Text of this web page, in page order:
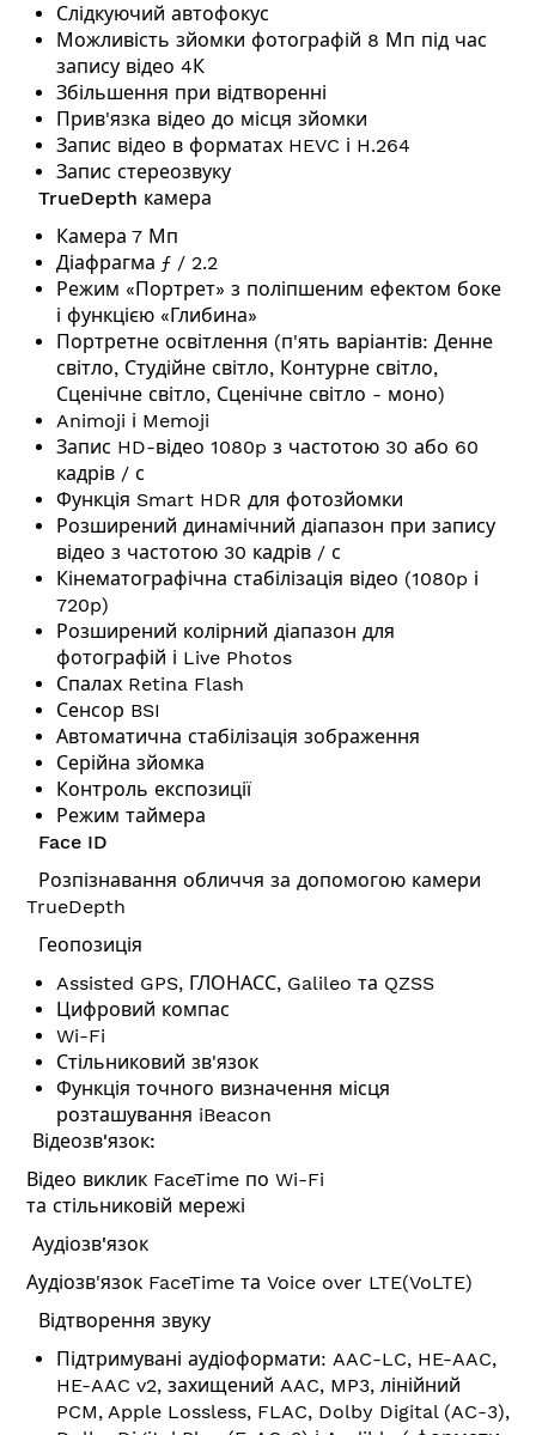
Слідкуючий автофокус
Можливість зйомки фотографій 8 Мп під час
запису відео 4К
Збільшення при відтворенні
Прив'язка відео до місця зйомки
Запис відео в форматах HEVC і H.264
Запис стереозвуку
TrueDepth камера
Камера 7 Мп
Діафрагма ƒ / 2.2
Режим «Портрет» з поліпшеним ефектом боке
і функцією «Глибина»
Портретне освітлення (п'ять варіантів: Денне
світло, Студійне світло, Контурне світло,
Сценічне світло, Сценічне світло - моно)
Animoji і Memoji
Запис HD-відео 1080p з частотою 30 або 60
кадрів / с
Функція Smart HDR для фотозйомки
Розширений динамічний діапазон при запису
відео з частотою 30 кадрів / с
Кінематографічна стабілізація відео (1080p і
720p)
Розширений колірний діапазон для
фотографій і Live Photos
Спалах Retina Flash
Сенсор BSI
Автоматична стабілізація зображення
Серійна зйомка
Контроль експозиції
Режим таймера
Face ID
Розпізнавання обличчя за допомогою камери
TrueDepth
Геопозиція
Assisted GPS, ГЛОНАСС, Galileo та QZSS
Цифровий компас
Wi-Fi
Стільниковий зв'язок
Функція точного визначення місця
розташування iBeacon
Відеозв'язок:
Відео виклик FaceTime по Wi-Fi
та стільниковій мережі
Аудіозв'язок
Аудіозв'язок FaceTime та Voice over LTE(VoLTE)
Відтворення звуку
Підтримувані аудіоформати: AAC-LC, HE-AAC,
HE-AAC v2, захищений AAC, MP3, лінійний
PCM, Apple Lossless, FLAC, Dolby Digital (AC-3),